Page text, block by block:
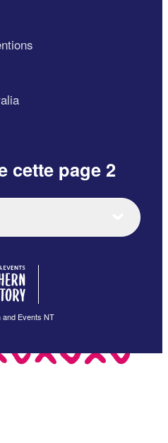
cette page 2
繁體中文
Events NT